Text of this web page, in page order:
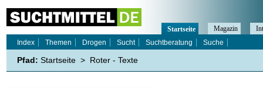
Startseite Magazin
Index
Themen Drogen Sucht Suchtberatung Suche
Pfad: Startseite > Roter - Texte